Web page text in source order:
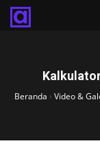
Beranda › Video &